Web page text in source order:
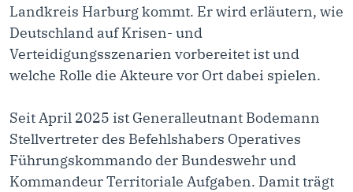
Landkreis Harburg kommt. Er wird erläutern, wie
Deutschland auf Krisen- und
Verteidigungsszenarien vorbereitet ist und
welche Rolle die Akteure vor Ort dabei spielen.
Seit April 2025 ist Generalleutnant Bodemann
Stellvertreter des Befehlshabers Operatives
Führungskommando der Bundeswehr und
Kommandeur Territoriale Aufgaben. Damit trägt